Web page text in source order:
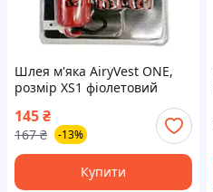
Шлея м'яка AiryVest ONE,
розмір XS1 фіолетовий
145₴
167 ₴ -13%
Купити